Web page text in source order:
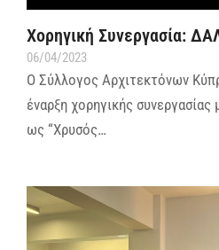
Χορηγική Συνεργασία:
06/04/2023
Ο Σύλλογος Αρχιτεκτόνων
έναρξη χορηγικής
ως “Χρυσός…